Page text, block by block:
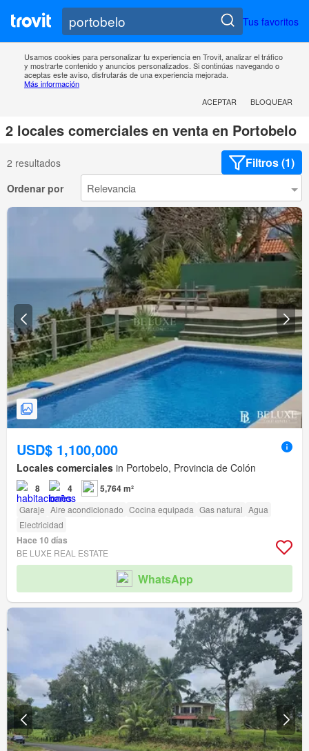
Tus favoritos
Usamos cookies para personalizar tu experiencia en Trovit, analizar el tráfico
y mostrarte contenido y anuncios personalizados. Si continúas navegando o
aceptas este aviso, disfrutarás de una experiencia mejorada.
Más información
ACEPTAR
BLOQUEAR
2 locales comerciales en venta en Portobelo
2 resultados Filtros (1)
Ordenar por
USD$ 1,100,000
Locales comerciales in Portobelo, Provincia de Colón
8 4 5,764 m²
Garaje Aire acondicionado Cocina equipada Gas natural Agua
Electricidad
Hace 10 días
BE LUXE REAL ESTATE
WhatsApp